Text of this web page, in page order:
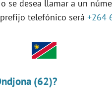
se desea llamar a un
telefónico será +264
(62)?